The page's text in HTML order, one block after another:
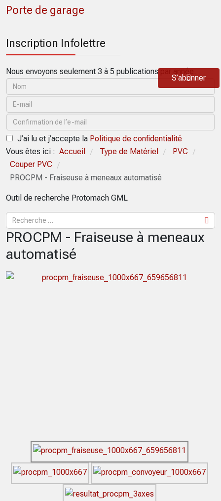
Porte de garage
Inscription Infolettre
Nous envoyons seulement 3 à 5 publications par année.
J’ai lu et j’accepte la Politique de confidentialité
S’abonner
Vous êtes ici : Accueil / Type de Matériel / PVC /
Couper PVC /
PROCPM - Fraiseuse à meneaux automatisé
Outil de recherche Protomach GML
PROCPM - Fraiseuse à meneaux
automatisé